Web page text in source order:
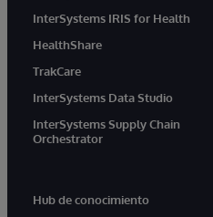
InterSystems IRIS for Health
HealthShare
TrakCare
InterSystems Data Studio
InterSystems Supply Chain
Orchestrator
Hub de conocimiento